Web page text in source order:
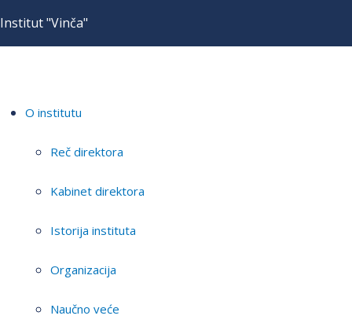
Institut "Vinča"
O institutu
Reč direktora
Kabinet direktora
Istorija instituta
Organizacija
Naučno veće